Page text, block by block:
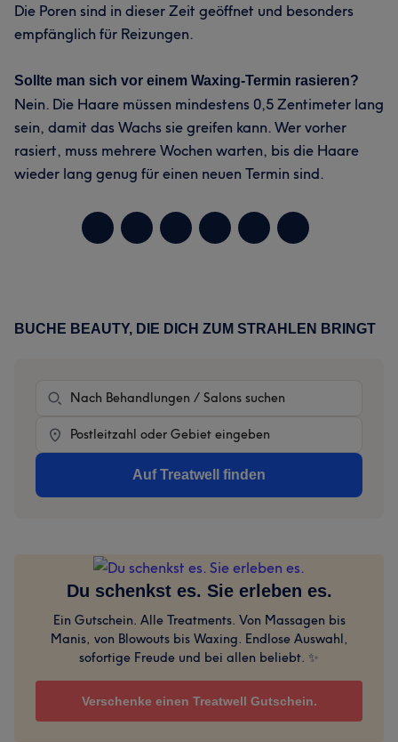
Die Poren sind in dieser Zeit geöffnet und besonders
empfänglich für Reizungen.
Sollte man sich vor einem Waxing-Termin rasieren?
Nein. Die Haare müssen mindestens 0,5 Zentimeter lang
sein, damit das Wachs sie greifen kann. Wer vorher
rasiert, muss mehrere Wochen warten, bis die Haare
wieder lang genug für einen neuen Termin sind.
Primary
BUCHE BEAUTY, DIE DICH ZUM STRAHLEN BRINGT
Auf Treatwell finden
Du schenkst es. Sie erleben es.
Ein Gutschein. Alle Treatments. Von Massagen bis
Manis, von Blowouts bis Waxing. Endlose Auswahl,
sofortige Freude und bei allen beliebt. ✨
Verschenke einen Treatwell Gutschein.